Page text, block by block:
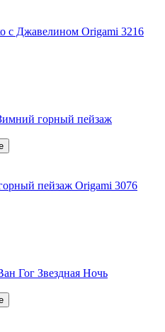
с Джавелином Origami 3216
пейзаж Origami 3076